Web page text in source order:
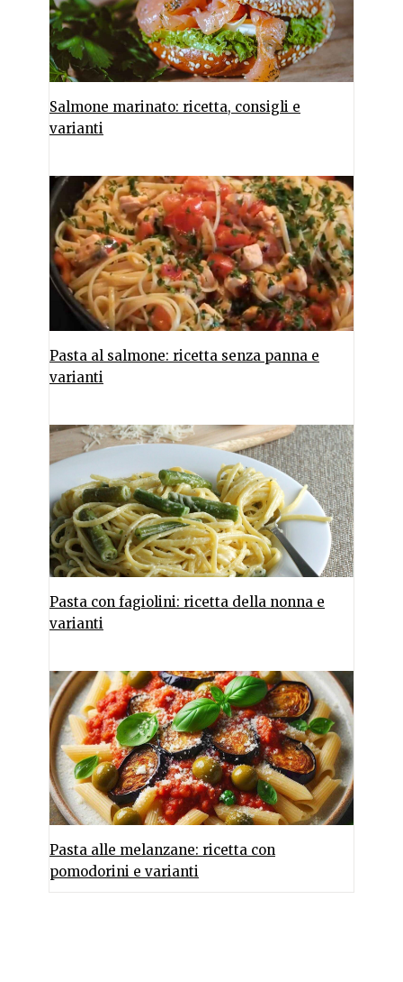
Salmone marinato: ricetta, consigli e
varianti
Pasta al salmone: ricetta senza panna e
varianti
Pasta con fagiolini: ricetta della nonna e
varianti
Pasta alle melanzane: ricetta con
pomodorini e varianti